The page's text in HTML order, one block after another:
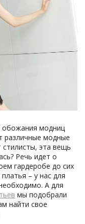
обожания модниц
различные модные
эта вещь
Речь идет о
гардеробе до сих
– у нас для
А для
мы подобрали
найти свое